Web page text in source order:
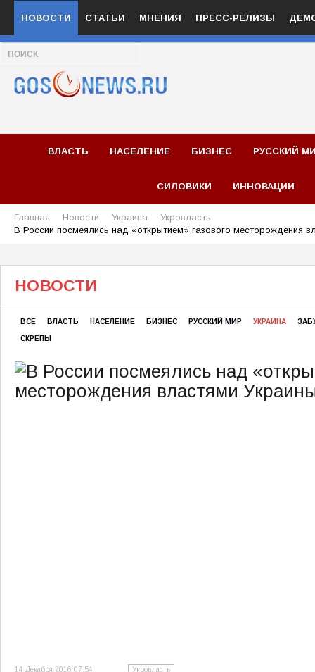
НОВОСТИ СТАТЬИ МНЕНИЯ ПРЕСС-РЕЛИЗЫ
ВЛАСТЬ НАСЕЛЕНИЕ БИЗНЕС РУССКИЙ
СИЛОВИКИ ИННОВАЦИИ
Главная Новости Украина
Укровласть
В России посмеялись над «открытием» газового месторождения
НОВОСТИ
ВСЕ ВЛАСТЬ НАСЕЛЕНИЕ БИЗНЕС РУССКИЙ МИР УКРАИНА
СКРЕПЫ
14 Декабря 2016 07:54 Укровласть